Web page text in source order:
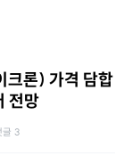
크론) 가격 담합
전망
글 3